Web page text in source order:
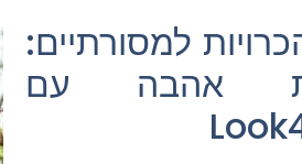
למסורתיים:
אהבה עם